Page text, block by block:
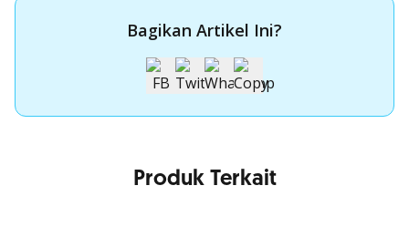
Bagikan Artikel Ini?
Produk Terkait